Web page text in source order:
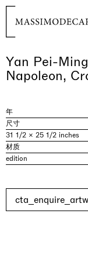
Yan Pei-Ming
Napoleon,
年
尺寸
31 1/2 × 25 1/2 inches
材质
edition